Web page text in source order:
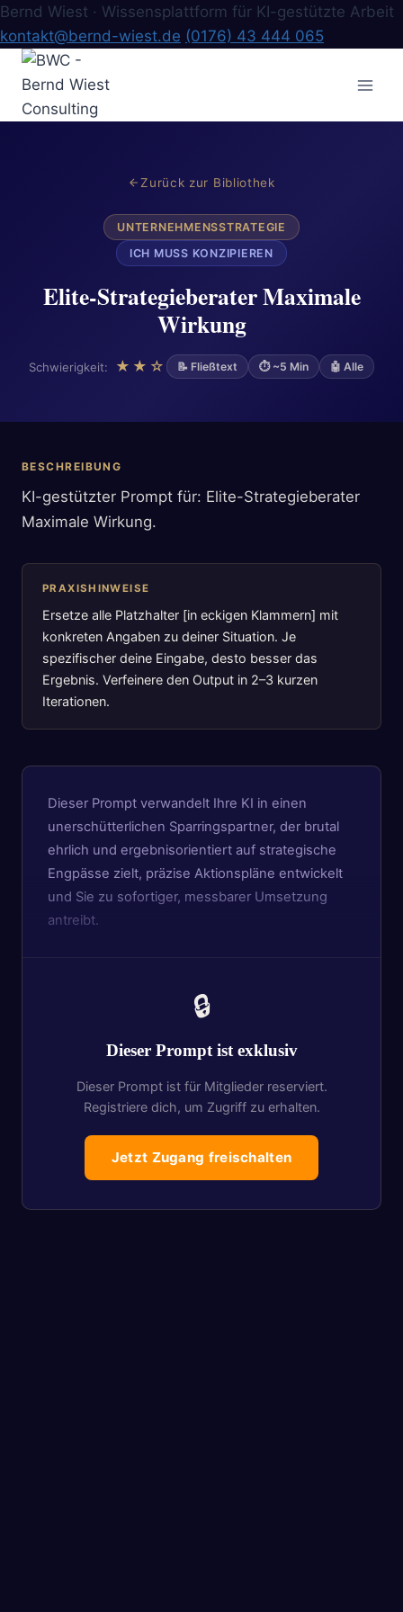
Bernd Wiest · Wissensplattform für KI-gestützte Arbeit
kontakt@bernd-wiest.de (0176) 43 444 065
Zum
Inhalt
springen
Zurück zur Bibliothek
UNTERNEHMENSSTRATEGIE
ICH MUSS KONZIPIEREN
Elite-Strategieberater Maximale
Wirkung
Schwierigkeit: ★★☆ 📝 Fließtext ⏱ ~5 Min 🤖 Alle
BESCHREIBUNG
KI-gestützter Prompt für: Elite-Strategieberater
Maximale Wirkung.
PRAXISHINWEISE
Ersetze alle Platzhalter [in eckigen Klammern] mit
konkreten Angaben zu deiner Situation. Je
spezifischer deine Eingabe, desto besser das
Ergebnis. Verfeinere den Output in 2–3 kurzen
Iterationen.
Dieser Prompt verwandelt Ihre KI in einen
unerschütterlichen Sparringspartner, der brutal
ehrlich und ergebnisorientiert auf strategische
Engpässe zielt, präzise Aktionspläne entwickelt
und Sie zu sofortiger, messbarer Umsetzung
antreibt.
🔒
Dieser Prompt ist exklusiv
Dieser Prompt ist für Mitglieder reserviert.
Registriere dich, um Zugriff zu erhalten.
Jetzt Zugang freischalten